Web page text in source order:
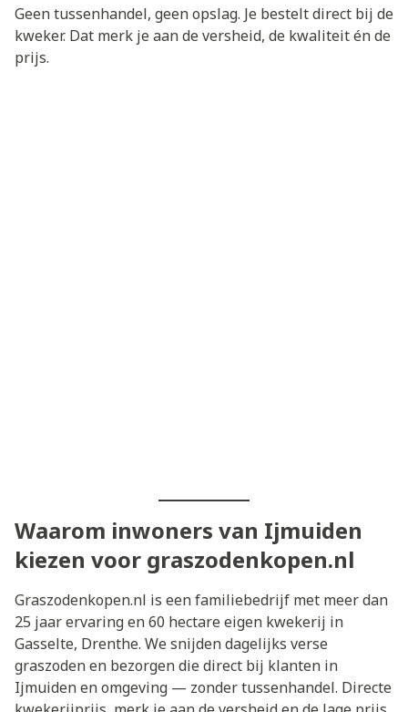
Geen tussenhandel, geen opslag. Je bestelt direct bij de
kweker. Dat merk je aan de versheid, de kwaliteit én de
prijs.
Waarom inwoners van Ijmuiden
kiezen voor graszodenkopen.nl
Graszodenkopen.nl is een familiebedrijf met meer dan
25 jaar ervaring en 60 hectare eigen kwekerij in
Gasselte, Drenthe. We snijden dagelijks verse
graszoden en bezorgen die direct bij klanten in
Ijmuiden en omgeving — zonder tussenhandel. Directe